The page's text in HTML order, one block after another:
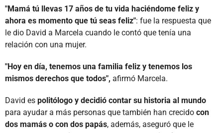
"Mamá tú llevas 17 años de tu vida haciéndome feliz y
ahora es momento que tú seas feliz": fue la respuesta que
le dio David a Marcela cuando le contó que tenía una
relación con una mujer.
"Hoy en día, tenemos una familia feliz y tenemos los
mismos derechos que todos", afirmó Marcela.
David es politólogo y decidió contar su historia al mundo
para ayudar a más personas que también han crecido con
dos mamás o con dos papás, además, aseguró que le